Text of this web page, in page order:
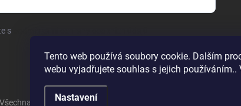
Tento web používá soubory cookie. Dalším
webu vyjadřujete souhlas s jejich používáním..
Nastavení
s
práva vyhrazena.